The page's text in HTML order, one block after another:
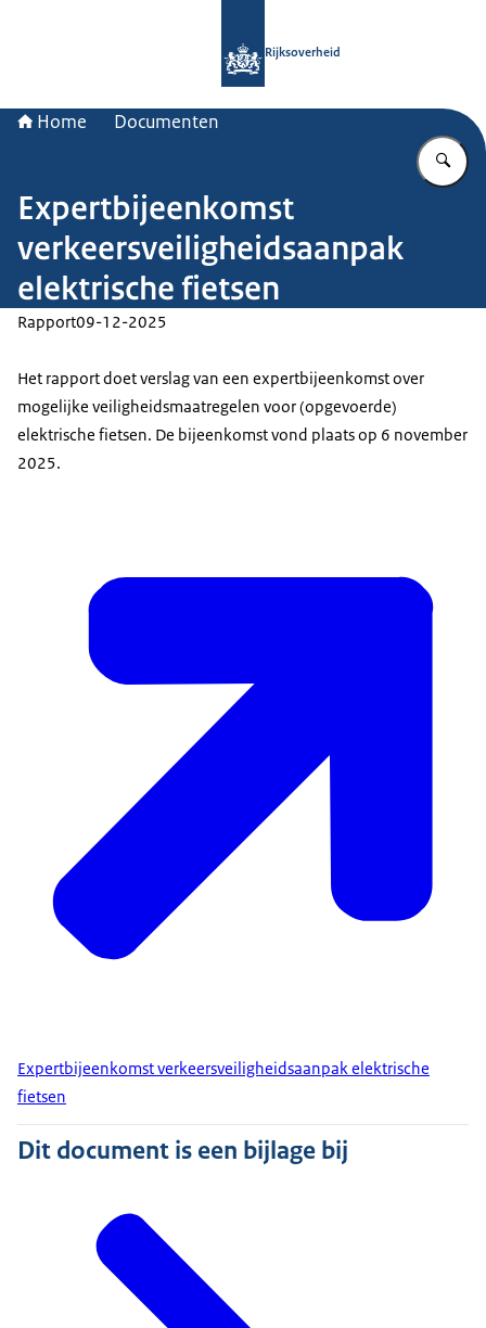
Rijksoverheid
Home Documenten
Expertbijeenkomst
verkeersveiligheidsaanpak
elektrische fietsen
Rapport09-12-2025
Het rapport doet verslag van een expertbijeenkomst over
mogelijke veiligheidsmaatregelen voor (opgevoerde)
elektrische fietsen. De bijeenkomst vond plaats op 6 november
2025.
Expertbijeenkomst verkeersveiligheidsaanpak elektrische
fietsen
Dit document is een bijlage bij